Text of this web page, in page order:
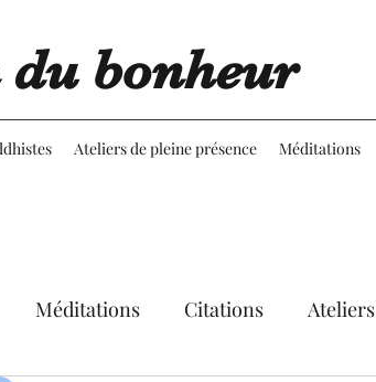
bonheur
Ateliers de pleine présence Méditations
Méditations Citations Ateliers